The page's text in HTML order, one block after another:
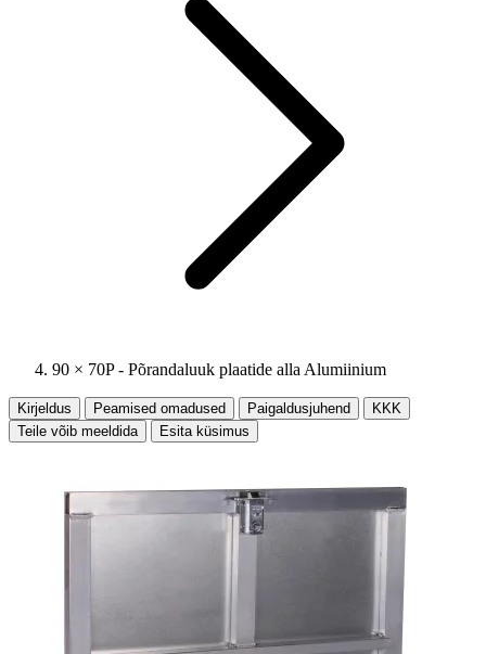
90 × 70P - Põrandaluuk plaatide alla Alumiinium
Kirjeldus Peamised omadused Paigaldusjuhend
KKK
Teile võib meeldida
Esita küsimus